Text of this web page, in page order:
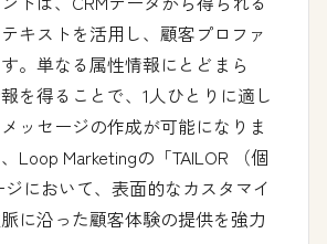
キストを活用し、顧客プロファ
。単なる属性情報にとどまら
を得ることで、1人ひとりに適し
ッセージの作成が可能になりま
Loop Marketingの「TAILOR （個
において、表面的なカスタマイ
に沿った顧客体験の提供を強力